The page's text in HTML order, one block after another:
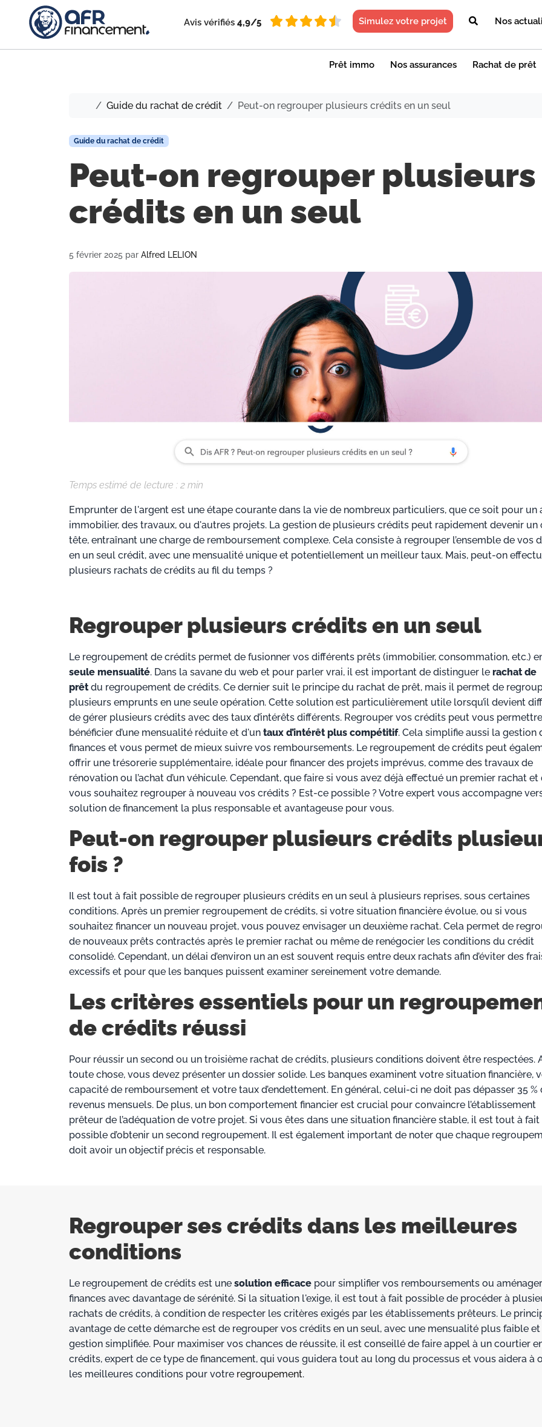
Avis vérifiés 4,9/5 Simulez votre projet Nos
Prêt immo Nos assurances Rachat de prêt
Accueil
Guide du rachat de crédit Peut-on regrouper plusieurs crédits en un seul
Guide du rachat de crédit
Peut-on regrouper plusieurs
crédits en un seul
5 février 2025 par Alfred LELION
Temps estimé de lecture : 2 min
Emprunter de l'argent est une étape courante dans la vie de nombreux particuliers, que ce soit pour un
immobilier, des travaux, ou d'autres projets. La gestion de plusieurs crédits peut rapidement devenir un
tête, entraînant une charge de remboursement complexe. Cela consiste à regrouper l’ensemble de vos
en un seul crédit, avec une mensualité unique et potentiellement un meilleur taux. Mais, peut-on
plusieurs rachats de crédits au fil du temps ?
Regrouper plusieurs crédits en un seul
Le regroupement de crédits permet de fusionner vos différents prêts (immobilier, consommation, etc.)
seule mensualité. Dans la savane du web et pour parler vrai, il est important de distinguer le rachat de
prêtdu regroupement de crédits. Ce dernier suit le principe du rachat de prêt, mais il permet de
plusieurs emprunts en une seule opération. Cette solution est particulièrement utile lorsqu’il devient
de gérer plusieurs crédits avec des taux d’intérêts différents. Regrouper vos crédits peut vous
bénéficier d’une mensualité réduite et d'un taux d’intérêt plus compétitif. Cela simplifie aussi la gestion
finances et vous permet de mieux suivre vos remboursements. Le regroupement de crédits peut
offrir une trésorerie supplémentaire, idéale pour financer des projets imprévus, comme des travaux de
rénovation ou l’achat d’un véhicule. Cependant, que faire si vous avez déjà effectué un premier rachat et
vous souhaitez regrouper à nouveau vos crédits ? Est-ce possible ? Votre expert vous accompagne
solution de financement la plus responsable et avantageuse pour vous.
Peut-on regrouper plusieurs crédits
fois ?
Il est tout à fait possible de regrouper plusieurs crédits en un seul à plusieurs reprises, sous certaines
conditions. Après un premier regroupement de crédits, si votre situation financière évolue, ou si vous
souhaitez financer un nouveau projet, vous pouvez envisager un deuxième rachat. Cela permet de
de nouveaux prêts contractés après le premier rachat ou même de renégocier les conditions du crédit
consolidé. Cependant, un délai d’environ un an est souvent requis entre deux rachats afin d’éviter des
excessifs et pour que les banques puissent examiner sereinement votre demande.
Les critères essentiels pour un
de crédits réussi
Pour réussir un second ou un troisième rachat de crédits, plusieurs conditions doivent être respectées.
toute chose, vous devez présenter un dossier solide. Les banques examinent votre situation financière,
capacité de remboursement et votre taux d’endettement. En général, celui-ci ne doit pas dépasser 35 %
revenus mensuels. De plus, un bon comportement financier est crucial pour convaincre l’établissement
prêteur de l’adéquation de votre projet. Si vous êtes dans une situation financière stable, il est tout à fait
possible d’obtenir un second regroupement. Il est également important de noter que chaque
doit avoir un objectif précis et responsable.
Regrouper ses crédits dans les meilleures
conditions
Le regroupement de crédits est une solution efficace pour simplifier vos remboursements ou
finances avec davantage de sérénité. Si la situation l'exige, il est tout à fait possible de procéder à
rachats de crédits, à condition de respecter les critères exigés par les établissements prêteurs. Le
avantage de cette démarche est de regrouper vos crédits en un seul, avec une mensualité plus faible et
gestion simplifiée. Pour maximiser vos chances de réussite, il est conseillé de faire appel à un courtier
crédits, expert de ce type de financement, qui vous guidera tout au long du processus et vous aidera à
les meilleures conditions pour votre regroupement.